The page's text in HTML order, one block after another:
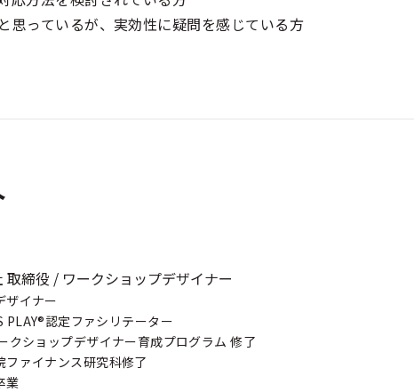
思っているが、実効性に疑問を感じている方
取締役 / ワークショップデザイナー
ザイナー
PLAY®認定ファシリテーター
クショップデザイナー育成プログラム 修了
ファイナンス研究科修了
業